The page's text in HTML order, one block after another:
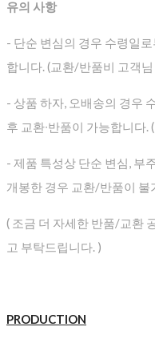
유의 사항
- 단순 변심의 경우 수령일
합니다. (교환/반품비 고객
- 상품 하자, 오배송의 경우
후 교환∙반품이 가능합니다.
- 제품 특성상 단순 변심, 부
개봉한 경우 교환/반품이 불
( 조금 더 자세한 반품/교환
고 부탁드립니다. )
PRODUCTION